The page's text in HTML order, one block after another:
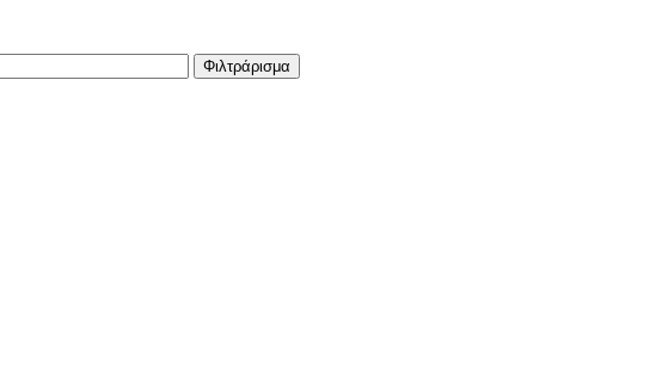
Φιλτράρισμα